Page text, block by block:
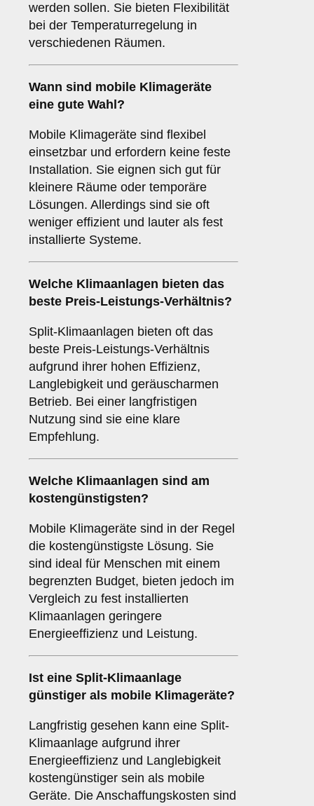
werden sollen. Sie bieten Flexibilität
bei der Temperaturregelung in
verschiedenen Räumen.
Wann sind mobile Klimageräte
eine gute Wahl?
Mobile Klimageräte sind flexibel
einsetzbar und erfordern keine feste
Installation. Sie eignen sich gut für
kleinere Räume oder temporäre
Lösungen. Allerdings sind sie oft
weniger effizient und lauter als fest
installierte Systeme.
Welche Klimaanlagen bieten das
beste Preis-Leistungs-Verhältnis?
Split-Klimaanlagen bieten oft das
beste Preis-Leistungs-Verhältnis
aufgrund ihrer hohen Effizienz,
Langlebigkeit und geräuscharmen
Betrieb. Bei einer langfristigen
Nutzung sind sie eine klare
Empfehlung.
Welche Klimaanlagen sind am
kostengünstigsten?
Mobile Klimageräte sind in der Regel
die kostengünstigste Lösung. Sie
sind ideal für Menschen mit einem
begrenzten Budget, bieten jedoch im
Vergleich zu fest installierten
Klimaanlagen geringere
Energieeffizienz und Leistung.
Ist eine Split-Klimaanlage
günstiger als mobile Klimageräte?
Langfristig gesehen kann eine Split-
Klimaanlage aufgrund ihrer
Energieeffizienz und Langlebigkeit
kostengünstiger sein als mobile
Geräte. Die Anschaffungskosten sind